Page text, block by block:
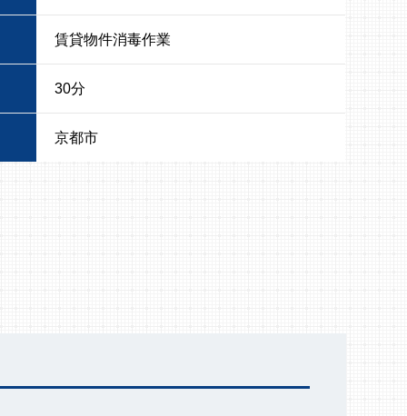
賃貸物件消毒作業
30分
京都市